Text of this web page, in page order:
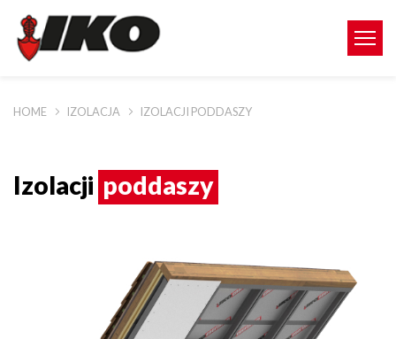
HOME IZOLACJA IZOLACJI PODDASZY
Izolacji poddaszy